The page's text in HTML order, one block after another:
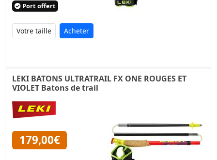
Port offert
Acheter
LEKI BATONS ULTRATRAIL FX ONE ROUGES ET
VIOLET Batons de trail
179,00€